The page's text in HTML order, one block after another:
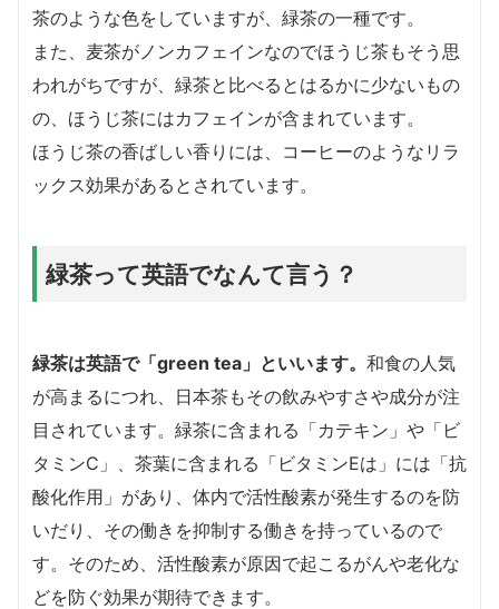
茶のような色をしていますが、緑茶の一種です。
また、麦茶がノンカフェインなのでほうじ茶もそう思
われがちですが、緑茶と比べるとはるかに少ないもの
の、ほうじ茶にはカフェインが含まれています。
ほうじ茶の香ばしい香りには、コーヒーのようなリラ
ックス効果があるとされています。
緑茶って英語でなんて言う？
緑茶は英語で「green tea」といいます。 和食の人気
が高まるにつれ、日本茶もその飲みやすさや成分が注
目されています。緑茶に含まれる「カテキン」や「ビ
タミンC」、茶葉に含まれる「ビタミンEは」には「抗
酸化作用」があり、体内で活性酸素が発生するのを防
いだり、その働きを抑制する働きを持っているので
す。そのため、活性酸素が原因で起こるがんや老化な
どを防ぐ効果が期待できます。